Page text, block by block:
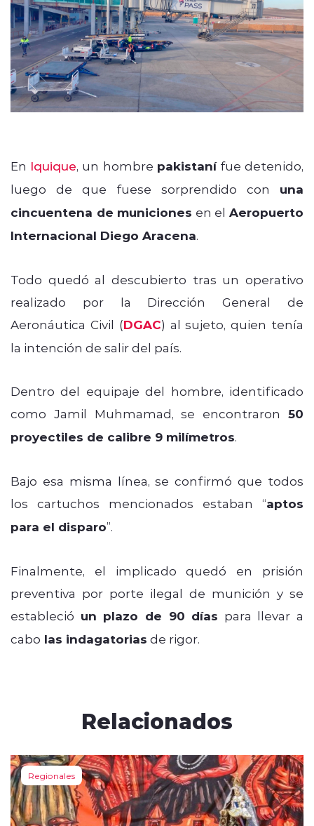
En Iquique, un hombre pakistanífue detenido,
luego de que fuese sorprendido con una
cincuentena de municiones en elAeropuerto
Internacional Diego Aracena.
Todo quedó al descubierto tras un operativo
realizado por la Dirección General de
Aeronáutica Civil (DGAC) al sujeto, quien tenía
la intención de salir del país.
Dentro del equipaje del hombre, identificado
como Jamil Muhmamad, se encontraron 50
proyectiles de calibre 9 milímetros.
Bajo esa misma línea, se confirmó que todos
los cartuchos mencionados estaban “aptos
para el disparo”.
Finalmente, el implicado quedó en prisión
preventiva por porte ilegal de munición y se
estableció un plazo de 90 días para llevar a
cabo las indagatorias de rigor.
Relacionados
Regionales